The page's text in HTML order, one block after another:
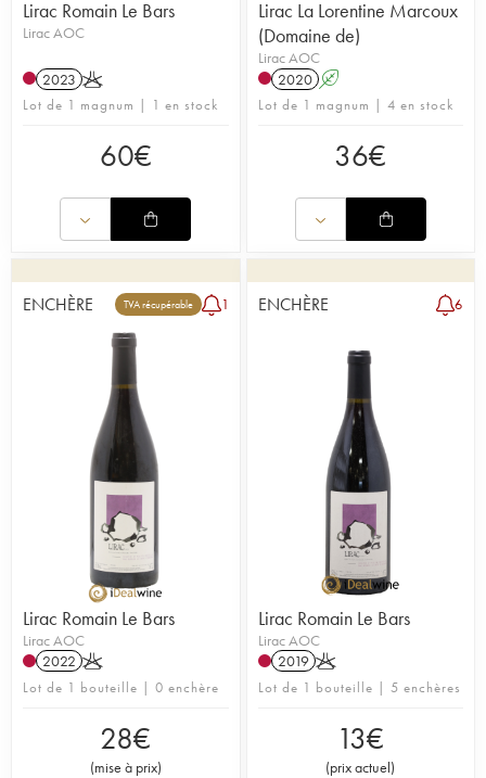
Lirac Romain Le Bars
Lirac AOC
2023 K
Lot de 1 magnum | 1 en stock
60€
Lirac La Lorentine Marcoux
(Domaine de)
Lirac AOC
2020 A
Lot de 1 magnum | 4 en stock
36€
ENCHÈRE TVA récupérable 1
Lirac Romain Le Bars
Lirac AOC
2022 K
Lot de 1 bouteille | 0 enchère
28€
(mise à prix)
ENCHÈRE 6
Lirac Romain Le Bars
Lirac AOC
2019 K
Lot de 1 bouteille | 5 enchères
13€
(prix actuel)